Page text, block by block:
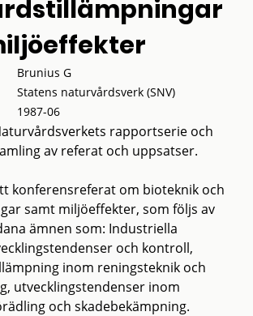
Brunius G
Statens naturvårdsverk (SNV)
1987-06
rapportserie och
av referat och uppsatser.
konferensreferat om bioteknik och
samt miljöeffekter, som följs av
ämnen som: Industriella
och kontroll,
inom reningsteknik och
utvecklingstendenser inom
och skadebekämpning.